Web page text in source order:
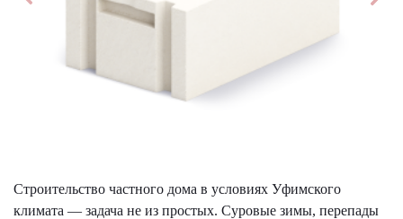
Строительство частного дома в условиях Уфимского
климата — задача не из простых. Суровые зимы, перепады